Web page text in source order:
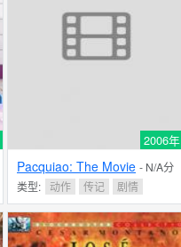
2006年
Pacquiao: The Movie - N/A分
类型:
动作 传记 剧情